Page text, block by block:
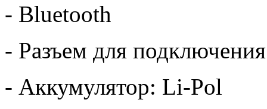
- Bluetooth
- Разъем для
- Аккумулятор: Li-Pol